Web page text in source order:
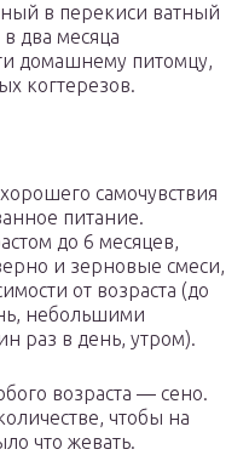
в перекиси ватный
два месяца
домашнему питомцу,
когтерезов.
самочувствия
питание.
до 6 месяцев,
и зерновые смеси,
от возраста (до
небольшими
раз в день, утром).
возраста — сено.
чтобы на
что жевать.